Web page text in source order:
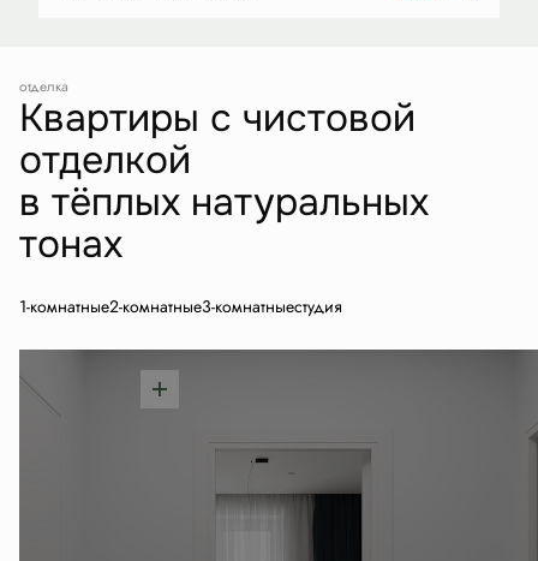
отделка
Квартиры с чистовой
отделкой
в тёплых натуральных
тонах
1-комнатные2-комнатные3-комнатныестудия